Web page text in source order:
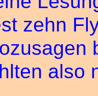
zehn
also